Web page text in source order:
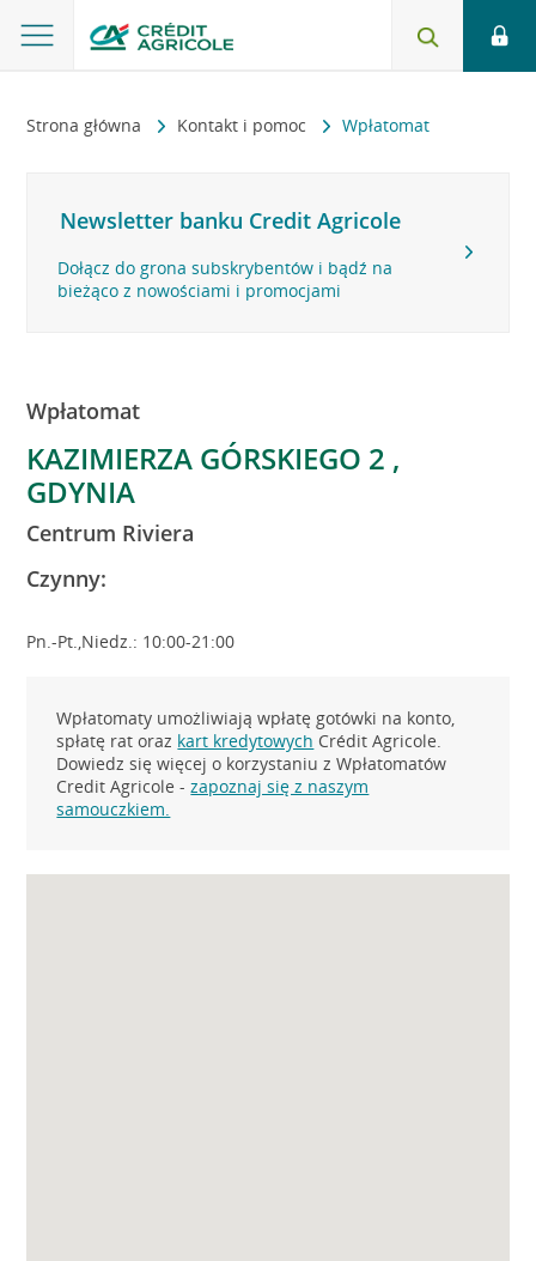
Strona główna Kontakt i pomoc Wpłatomat
Newsletter banku Credit Agricole
Dołącz do grona subskrybentów i bądź na
bieżąco z nowościami i promocjami
Wpłatomat
KAZIMIERZA GÓRSKIEGO 2 ,
GDYNIA
Centrum Riviera
Czynny:
Pn.-Pt.,Niedz.: 10:00-21:00
Wpłatomaty umożliwiają wpłatę gotówki na konto,
spłatę rat oraz kart kredytowych Crédit Agricole.
Dowiedz się więcej o korzystaniu z Wpłatomatów
Credit Agricole -zapoznaj się z naszym
samouczkiem.